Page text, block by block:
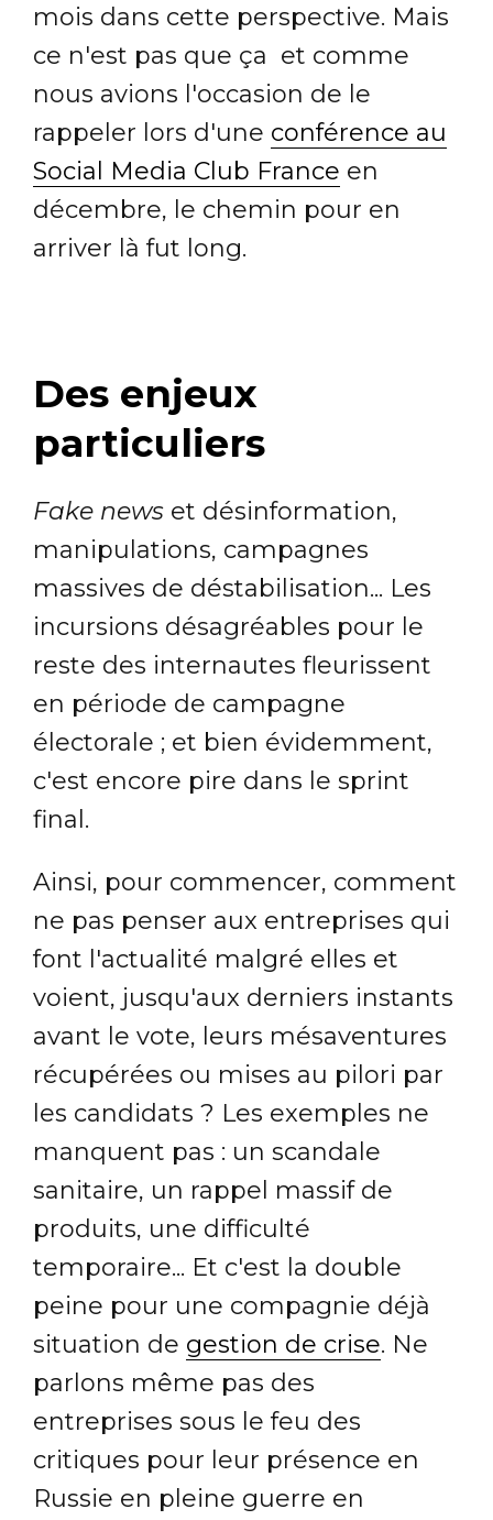
mois dans cette perspective. Mais
ce n'est pas que ça et comme
nous avions l'occasion de le
rappeler lors d'une conférence au
Social Media Club France en
décembre, le chemin pour en
arriver là fut long.
Des enjeux
particuliers
Fake news et désinformation,
manipulations, campagnes
massives de déstabilisation... Les
incursions désagréables pour le
reste des internautes fleurissent
en période de campagne
électorale ; et bien évidemment,
c'est encore pire dans le sprint
final.
Ainsi, pour commencer, comment
ne pas penser aux entreprises qui
font l'actualité malgré elles et
voient, jusqu'aux derniers instants
avant le vote, leurs mésaventures
récupérées ou mises au pilori par
les candidats ? Les exemples ne
manquent pas : un scandale
sanitaire, un rappel massif de
produits, une difficulté
temporaire... Et c'est la double
peine pour une compagnie déjà
situation de gestion de crise. Ne
parlons même pas des
entreprises sous le feu des
critiques pour leur présence en
Russie en pleine guerre en